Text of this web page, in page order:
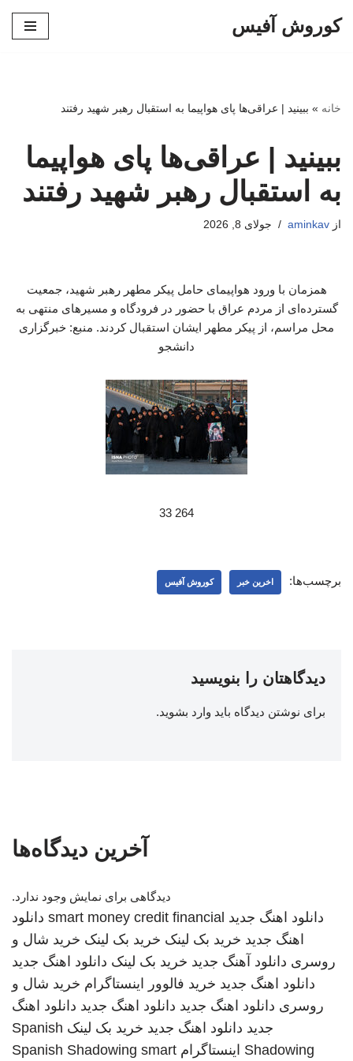
کوروش آفیس
خانه » ببینید | عراقی‌ها پای هواپیما به استقبال رهبر شهید رفتند
ببینید | عراقی‌ها پای هواپیما
به استقبال رهبر شهید رفتند
از aminkav جولای 8, 2026
همزمان با ورود هواپیمای حامل پیکر مطهر رهبر شهید، جمعیت
گسترده‌ای از مردم عراق با حضور در فرودگاه و مسیرهای منتهی به
محل مراسم، از پیکر مطهر ایشان استقبال کردند. منبع: خبرگزاری
دانشجو
264 33
برچسب‌ها: اخرین خبر کوروش آفیس
دیدگاهتان را بنویسید
برای نوشتن دیدگاه باید وارد بشوید.
آخرین دیدگاه‌ها
دیدگاهی برای نمایش وجود ندارد.
دانلود اهنگ جدید smart money credit financial دانلود
اهنگ جدید خرید بک لینک خرید بک لینک خرید شال و
روسری دانلود آهنگ جدید خرید بک لینک دانلود اهنگ جدید
دانلود اهنگ جدید خرید فالوور اینستاگرام خرید شال و
روسری دانلود اهنگ جدید دانلود اهنگ جدید دانلود اهنگ
جدید دانلود اهنگ جدید خرید بک لینک Spanish
Shadowing اینستاگرام Spanish Shadowing smart